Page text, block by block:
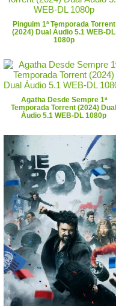
Pinguim 1ª Temporada Torrent
(2024) Dual Áudio 5.1 WEB-DL
1080p
Agatha Desde Sempre 1ª
Temporada Torrent (2024) Dual
Áudio 5.1 WEB-DL 1080p